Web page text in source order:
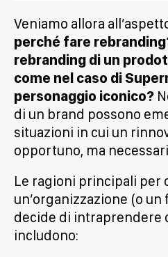
Veniamo allora
perché fare
rebranding di un
come nel caso di
personaggio iconico?
di un brand possono
situazioni in cui un
opportuno, ma
Le ragioni principali per
un’organizzazione (o
decide di intraprendere
includono: